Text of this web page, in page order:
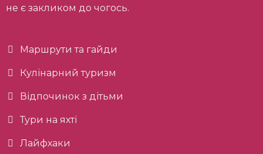
не є закликом до чогось.
Маршрути та гайди
Кулінарний туризм
Відпочинок з дітьми
Тури на яхті
Лайфхаки